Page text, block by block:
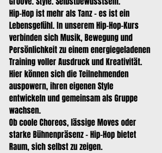
Hip-Hop ist mehr als Tanz – es ist ein
Lebensgefühl. In unserem Hip-Hop-Kurs
verbinden sich Musik, Bewegung und
Persönlichkeit zu einem energiegeladenen
Training voller Ausdruck und Kreativität.
Hier können sich die Teilnehmenden
auspowern, ihren eigenen Style
entwickeln und gemeinsam als Gruppe
wachsen.
Ob coole Choreos, lässige Moves oder
starke Bühnenpräsenz – Hip-Hop bietet
Raum, sich selbst zu zeigen.